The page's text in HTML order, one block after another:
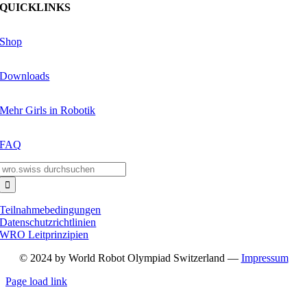
QUICKLINKS
Shop
Downloads
Mehr Girls in Robotik
FAQ
Teilnahmebedingungen
Datenschutzrichtlinien
WRO Leitprinzipien
© 2024 by World Robot Olympiad Switzerland — Impressum
Page load link